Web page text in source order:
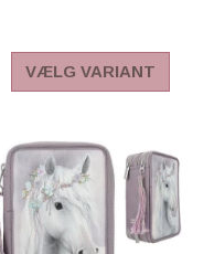
VÆLG VARIANT